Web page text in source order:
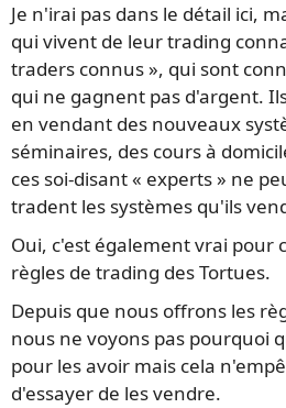
Je n'irai pas dans le détail ici,
qui vivent de leur trading
traders connus », qui sont
qui ne gagnent pas d'argent.
en vendant des nouveaux
séminaires, des cours à
ces soi-disant « experts » ne
tradent les systèmes qu'ils
Oui, c'est également vrai pour
règles de trading des Tortues.
Depuis que nous offrons les
nous ne voyons pas pourquoi
pour les avoir mais cela
d'essayer de les vendre.